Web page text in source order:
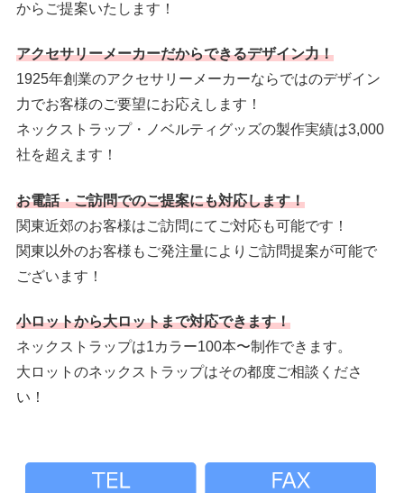
からご提案いたします！
アクセサリーメーカーだからできるデザイン力！
1925年創業のアクセサリーメーカーならではのデザイン
力でお客様のご要望にお応えします！
ネックストラップ・ノベルティグッズの製作実績は3,000
社を超えます！
お電話・ご訪問でのご提案にも対応します！
関東近郊のお客様はご訪問にてご対応も可能です！
関東以外のお客様もご発注量によりご訪問提案が可能で
ございます！
小ロットから大ロットまで対応できます！
ネックストラップは1カラー100本〜制作できます。
大ロットのネックストラップはその都度ご相談くださ
い！